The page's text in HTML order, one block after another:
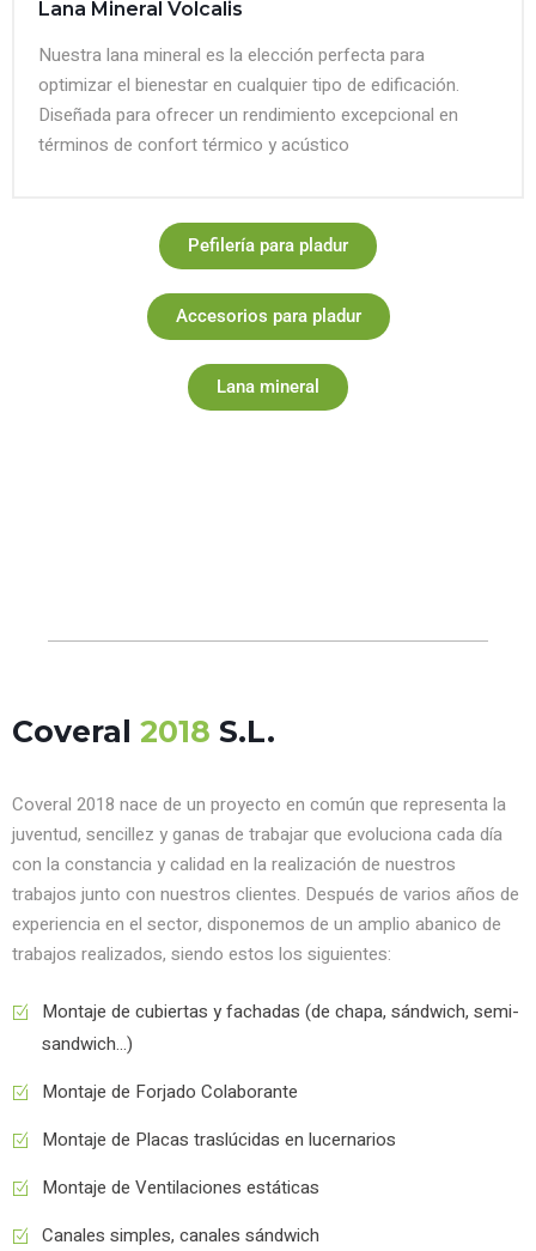
Lana Mineral Volcalis
Nuestra lana mineral es la elección perfecta para
optimizar el bienestar en cualquier tipo de edificación.
Diseñada para ofrecer un rendimiento excepcional en
términos de confort térmico y acústico
Pefilería para pladur
Accesorios para pladur
Lana mineral
Coveral 2018 S.L.
Coveral 2018 nace de un proyecto en común que representa la
juventud, sencillez y ganas de trabajar que evoluciona cada día
con la constancia y calidad en la realización de nuestros
trabajos junto con nuestros clientes. Después de varios años de
experiencia en el sector, disponemos de un amplio abanico de
trabajos realizados, siendo estos los siguientes:
Montaje de cubiertas y fachadas (de chapa, sándwich, semi-
sandwich...)
Montaje de Forjado Colaborante
Montaje de Placas traslúcidas en lucernarios
Montaje de Ventilaciones estáticas
Canales simples, canales sándwich